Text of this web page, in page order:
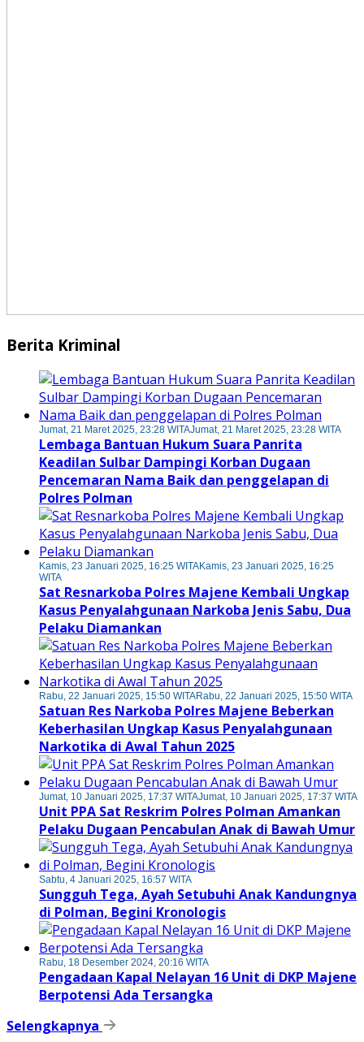
Berita Kriminal
Jumat, 21 Maret 2025, 23:28 WITAJumat, 21 Maret 2025, 23:28 WITA
Lembaga Bantuan Hukum Suara Panrita
Keadilan Sulbar Dampingi Korban Dugaan
Pencemaran Nama Baik dan penggelapan di
Polres Polman
Kamis, 23 Januari 2025, 16:25 WITAKamis, 23 Januari 2025, 16:25
WITA
Sat Resnarkoba Polres Majene Kembali Ungkap
Kasus Penyalahgunaan Narkoba Jenis Sabu, Dua
Pelaku Diamankan
Rabu, 22 Januari 2025, 15:50 WITARabu, 22 Januari 2025, 15:50 WITA
Satuan Res Narkoba Polres Majene Beberkan
Keberhasilan Ungkap Kasus Penyalahgunaan
Narkotika di Awal Tahun 2025
Jumat, 10 Januari 2025, 17:37 WITAJumat, 10 Januari 2025, 17:37 WITA
Unit PPA Sat Reskrim Polres Polman Amankan
Pelaku Dugaan Pencabulan Anak di Bawah Umur
Sabtu, 4 Januari 2025, 16:57 WITA
Sungguh Tega, Ayah Setubuhi Anak Kandungnya
di Polman, Begini Kronologis
Rabu, 18 Desember 2024, 20:16 WITA
Pengadaan Kapal Nelayan 16 Unit di DKP Majene
Berpotensi Ada Tersangka
Selengkapnya